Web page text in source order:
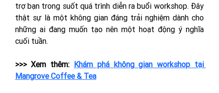
trợ bạn trong suốt quá trình diễn ra buổi workshop. Đây
thật sự là một không gian đáng trải nghiệm dành cho
những ai đang muốn tạo nên một hoạt động ý nghĩa
cuối tuần.
>>> Xem thêm: Khám phá không gian workshop tại
Mangrove Coffee & Tea